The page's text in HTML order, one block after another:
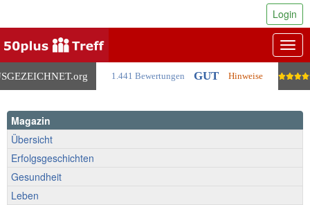
.org 1.441 Bewertungen GUT Hinweise
Login
Magazin
Übersicht
Erfolgsgeschichten
Gesundheit
Leben